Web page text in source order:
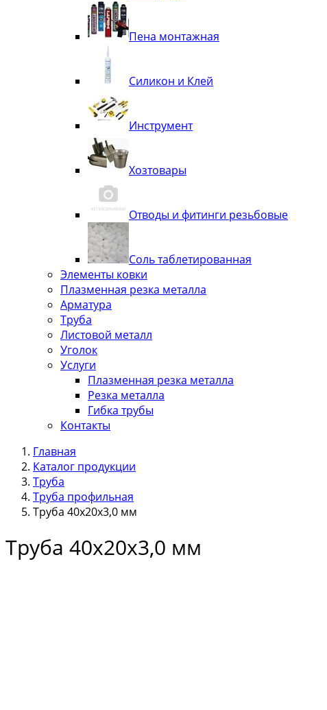
Пена монтажная
Силикон и Клей
Инструмент
Хозтовары
Отводы и фитинги резьбовые
Соль таблетированная
Элементы ковки
Плазменная резка металла
Арматура
Труба
Листовой металл
Уголок
Услуги
Плазменная резка металла
Резка металла
Гибка трубы
Контакты
Главная
Каталог продукции
Труба
Труба профильная
Труба 40х20х3,0 мм
Труба 40х20х3,0 мм